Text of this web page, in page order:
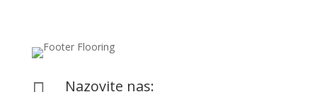
Nazovite nas: